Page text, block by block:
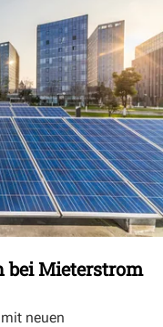
bei Mieterstrom
neuen